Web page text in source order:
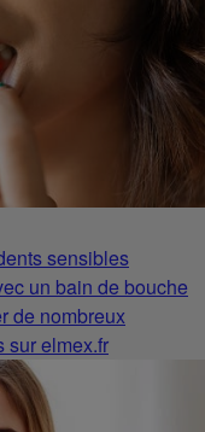
sensibles
un bain de bouche
de nombreux
sur elmex.fr